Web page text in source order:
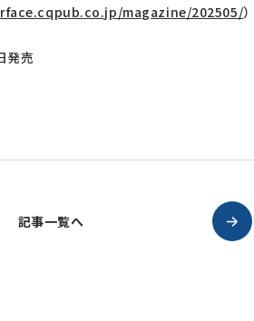
magazine/202505/）
発売
記事一覧へ